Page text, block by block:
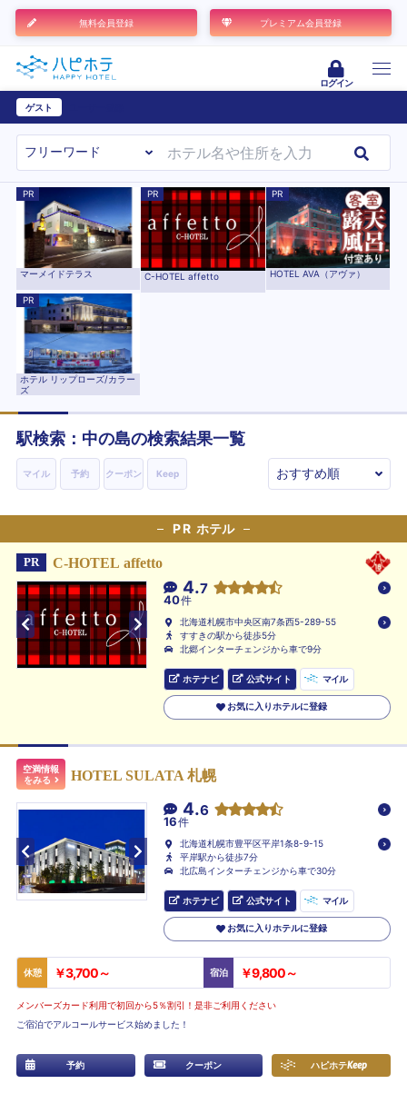
無料会員登録 プレミアム会員登録
ログイン
ゲスト
PR
マーメイドテラス
PR
C-HOTEL affetto
PR
HOTEL AVA（アヴァ）
PR
ホテル リップローズ/カラー
ズ
駅検索： 中の島の検索結果一覧
マイル 予約 クーポン Keep
PR ホテル
PR C-HOTEL affetto
4.7
40件
北海道札幌市中央区南7条西5-289-55
すすきの駅から徒歩5分
北郷インターチェンジから車で9分
ホテナビ 公式サイト マイル
お気に入りホテルに登録
空満情報
をみる
HOTEL SULATA 札幌
4.6
16件
北海道札幌市豊平区平岸1条8-9-15
平岸駅から徒歩7分
北広島インターチェンジから車で30分
ホテナビ 公式サイト マイル
お気に入りホテルに登録
休憩 ￥3,700～ 宿泊 ￥9,800～
メンバーズカード利用で初回から5％割引！是非ご利用ください
ご宿泊でアルコールサービス始めました！
予約 クーポン ハピホテKeep